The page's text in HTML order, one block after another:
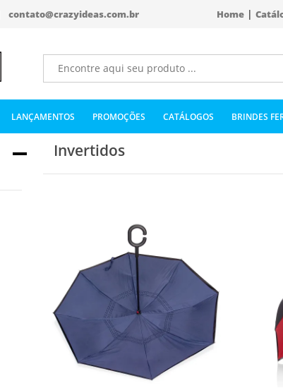
contato@crazyideas.com.br Home|
LANÇAMENTOS PROMOÇÕES CATÁLOGOS BRINDES
Invertidos